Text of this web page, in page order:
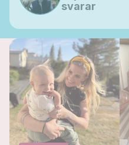
svarar